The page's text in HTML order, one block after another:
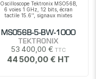
Oscilloscope Tektronix MSO56B,
6 voies 1 GHz, 12 bits, écran
tactile 15.6'', signaux mixtes
MSO56B-5-BW-1000
TEKTRONIX
53 400,00 €
44 500,00 €